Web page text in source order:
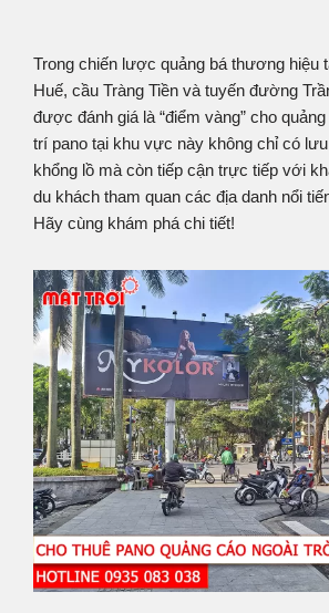
Trong chiến lược quảng bá thương hiệu
Huế, cầu Tràng Tiền và tuyến đường
được đánh giá là “điểm vàng” cho
trí pano tại khu vực này không chỉ có
khổng lồ mà còn tiếp cận trực tiếp với
du khách tham quan các địa danh nổi
Hãy cùng khám phá chi tiết!